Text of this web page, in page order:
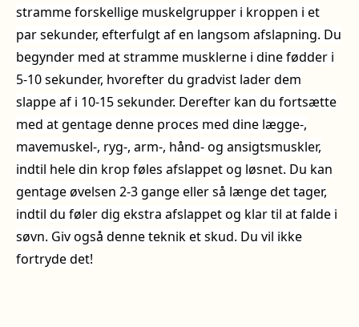
stramme forskellige muskelgrupper i kroppen i et
par sekunder, efterfulgt af en langsom afslapning. Du
begynder med at stramme musklerne i dine fødder i
5-10 sekunder, hvorefter du gradvist lader dem
slappe af i 10-15 sekunder. Derefter kan du fortsætte
med at gentage denne proces med dine lægge-,
mavemuskel-, ryg-, arm-, hånd- og ansigtsmuskler,
indtil hele din krop føles afslappet og løsnet. Du kan
gentage øvelsen 2-3 gange eller så længe det tager,
indtil du føler dig ekstra afslappet og klar til at falde i
søvn. Giv også denne teknik et skud. Du vil ikke
fortryde det!